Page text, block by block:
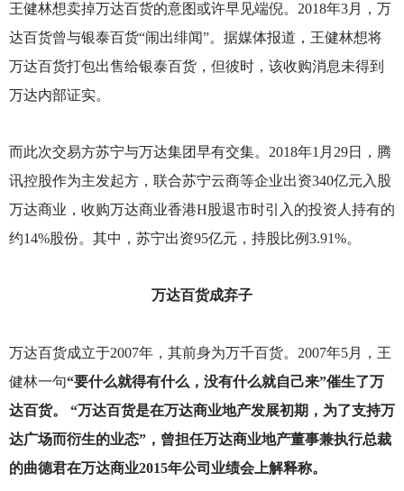
王健林想卖掉万达百货的意图或许早见端倪。2018年3月，万
达百货曾与银泰百货“闹出绯闻”。据媒体报道，王健林想将
万达百货打包出售给银泰百货，但彼时，该收购消息未得到
万达内部证实。
而此次交易方苏宁与万达集团早有交集。2018年1月29日，腾
讯控股作为主发起方，联合苏宁云商等企业出资340亿元入股
万达商业，收购万达商业香港H股退市时引入的投资人持有的
约14%股份。其中，苏宁出资95亿元，持股比例3.91%。
万达百货成弃子
万达百货成立于2007年，其前身为万千百货。2007年5月，王
健林一句“要什么就得有什么，没有什么就自己来”催生了万
达百货。 “万达百货是在万达商业地产发展初期，为了支持万
达广场而衍生的业态”，曾担任万达商业地产董事兼执行总裁
的曲德君在万达商业2015年公司业绩会上解释称。